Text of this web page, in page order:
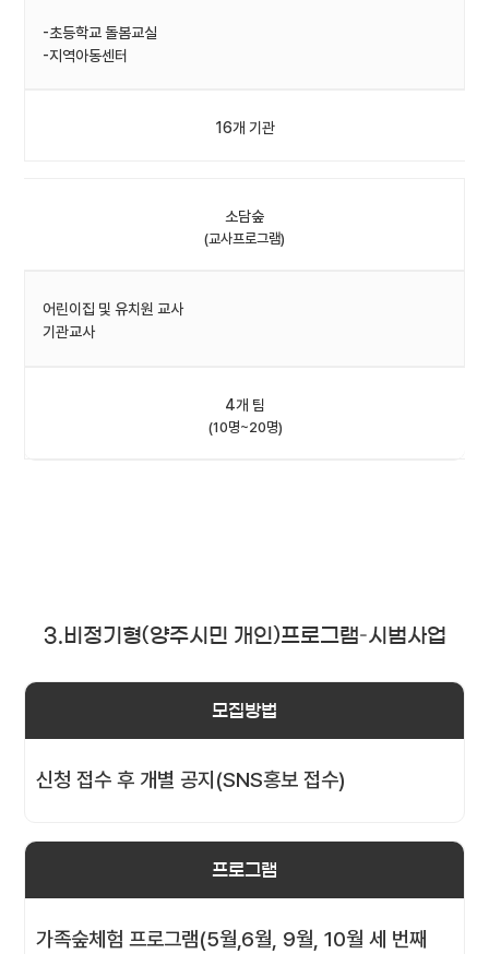
-초등학교 돌봄교실
-지역아동센터
16개 기관
소담숲
(교사프로그램)
어린이집 및 유치원 교사
기관교사
4개 팀
(10명~20명)
3.비정기형(양주시민 개인)프로그램–시범사업
모집방법
신청 접수 후 개별 공지(SNS홍보 접수)
프로그램
가족숲체험 프로그램(5월,6월, 9월, 10월 세 번째